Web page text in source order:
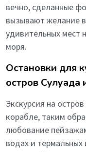
вечно, сделанные
вызывают желание
удивительных мест
моря.
Остановки для
остров Сулуада
Экскурсия на
корабле, таким
любование
водах и термальных